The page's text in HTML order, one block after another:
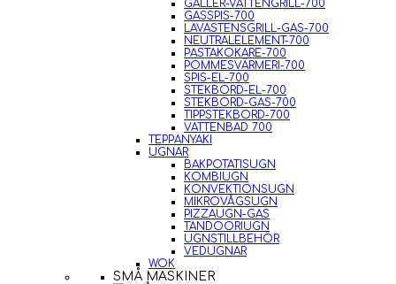
GALLER-VATTENGRILL-700
GASSPIS-700
LAVASTENSGRILL-GAS-700
NEUTRALELEMENT-700
PASTAKOKARE-700
POMMESVÄRMERI-700
SPIS-EL-700
STEKBORD-EL-700
STEKBORD-GAS-700
TIPPSTEKBORD-700
VATTENBAD 700
TEPPANYAKI
UGNAR
BAKPOTATISUGN
KOMBIUGN
KONVEKTIONSUGN
MIKROVÅGSUGN
PIZZAUGN-GAS
TANDOORIUGN
UGNSTILLBEHÖR
VEDUGNAR
WOK
SMÅ MASKINER